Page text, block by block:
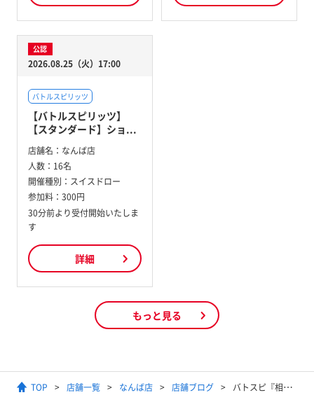
公認
2026.08.25（火）17:00
バトルスピリッツ
【バトルスピリッツ】
【スタンダード】ショ...
店舗名： なんば店
人数： 16名
開催種別： スイスドロー
参加料： 300円
30分前より受付開始いたしま
す
詳細
もっと見る
TOP 店舗一覧 なんば店 店舗ブログ バトスピ『相棒との道』で龍騎を強化しよう！！